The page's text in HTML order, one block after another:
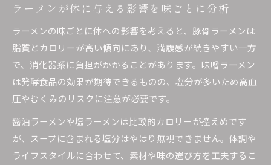
ラーメンが体に与える影響を味ごとに分析
ラーメンの味ごとに体への影響を考えると、豚骨ラーメンは
脂質とカロリーが高い傾向にあり、満腹感が続きやすい一方
で、消化器系に負担がかかることがあります。味噌ラーメン
は発酵食品の効果が期待できるものの、塩分が多いため高血
圧やむくみのリスクに注意が必要です。
醤油ラーメンや塩ラーメンは比較的カロリーが控えめです
が、スープに含まれる塩分はやはり無視できません。体調や
ライフスタイルに合わせて、素材や味の選び方を工夫するこ